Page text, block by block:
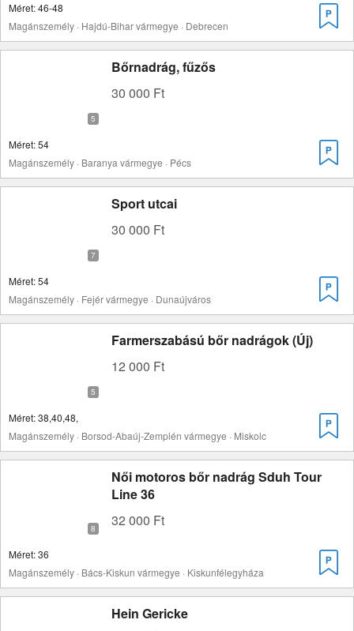
Méret: 46-48
Magánszemély · Hajdú-Bihar vármegye · Debrecen
Bőrnadrág, fűzős
30 000 Ft
Méret: 54
Magánszemély · Baranya vármegye · Pécs
Sport utcai
30 000 Ft
Méret: 54
Magánszemély · Fejér vármegye · Dunaújváros
Farmerszabású bőr nadrágok (Új)
12 000 Ft
Méret: 38,40,48,
Magánszemély · Borsod-Abaúj-Zemplén vármegye · Miskolc
Női motoros bőr nadrág Sduh Tour
Line 36
32 000 Ft
Méret: 36
Magánszemély · Bács-Kiskun vármegye · Kiskunfélegyháza
Hein Gericke